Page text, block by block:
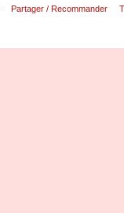
Partager / Recommander